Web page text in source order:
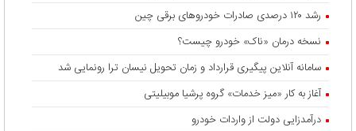
رشد ۱۲۰ درصدی صادرات خودروهای برقی چین
نسخه درمان «ناک» خودرو چیست؟
سامانه آنلاین پیگیری قرارداد‌ و زمان تحویل نیسان ترا رونمایی شد
آغاز به کار «میز خدمات» گروه پرشیا موبیلیتی
درآمدزایی دولت از واردات خودرو